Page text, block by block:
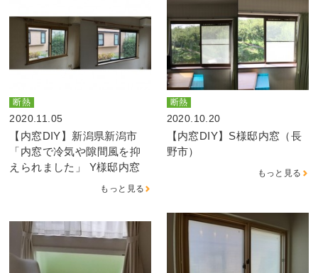
断熱
2020.11.05
【内窓DIY】新潟県新潟市
「内窓で冷気や隙間風を抑
えられました」 Y様邸内窓
もっと見る
断熱
2020.10.20
【内窓DIY】S様邸内窓（長
野市）
もっと見る